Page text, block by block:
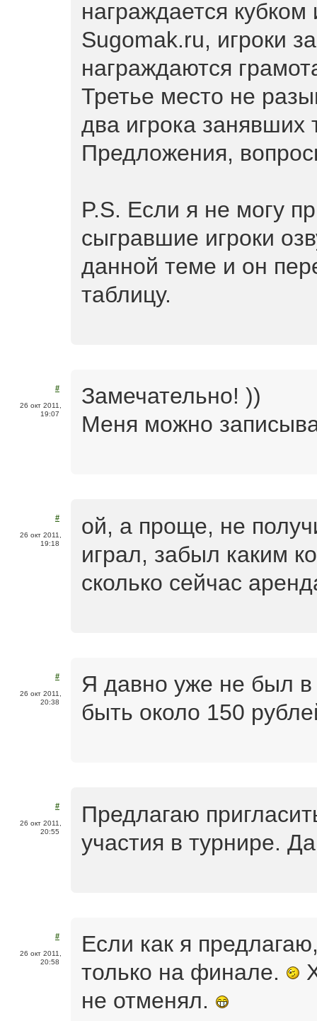
награждается кубком
Sugomak.ru, игроки
награждаются
Третье место не
два игрока занявших
Предложения,
P.S. Если я не могу
сыгравшие игроки
данной теме и он
таблицу.
#
26 окт 2011,
19:07
Замечательно! ))
Меня можно
#
26 окт 2011,
19:18
ой, а проще, не
играл, забыл каким
сколько сейчас
#
26 окт 2011,
20:38
Я давно уже не был
быть около 150
#
26 окт 2011,
20:55
Предлагаю
участия в турнире.
#
26 окт 2011,
20:58
Если как я
только на финале.
не отменял.